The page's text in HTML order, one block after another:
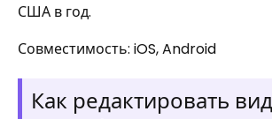
США в год.
Совместимость: iOS, Android
Как редактировать